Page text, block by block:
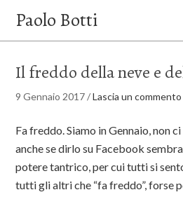
Paolo Botti
Il freddo della neve e
9 Gennaio 2017/Lascia un commento
Fa freddo. Siamo in Gennaio, non
anche se dirlo su Facebook
potere tantrico, per cui tutti si
tutti gli altri che “fa freddo”, forse